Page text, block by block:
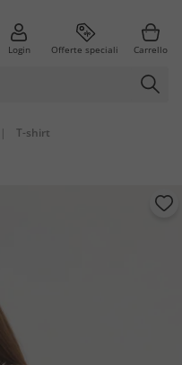
Login Offerte speciali Carrello
| T-shirt